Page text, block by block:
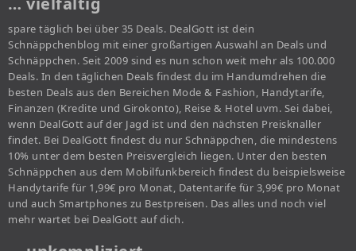
spare täglich bei über 35 Deals. DealGott ist dein
Schnäppchenblog mit einer großartigen Auswahl an Deals und
Schnäppchen. Seit 2009 sind es nun schon weit mehr als 100.000
Deals. In den täglichen Deals findest du im Handumdrehen die
besten Deals aus den Bereichen Mode & Fashion, Handytarife,
Finanzen (Kredite und Girokonto), Reise & Hotel uvm. Sei dabei,
wenn DealGott auf der Jagd ist und den nächsten Preisknaller
findet. Bei DealGott findest du nur Schnäppchen, die mindestens
10% unter dem besten Preisvergleich liegen. Unter den besten
Schnäppchen aus dem Mobilfunkbereich findest du beispielsweise
Handytarife für 1,99€ pro Monat, Datentarife für 3,99€ pro Monat
und auch Smartphones zu Bestpreisen. Das alles und noch viel
mehr wartet bei DealGott auf dich.